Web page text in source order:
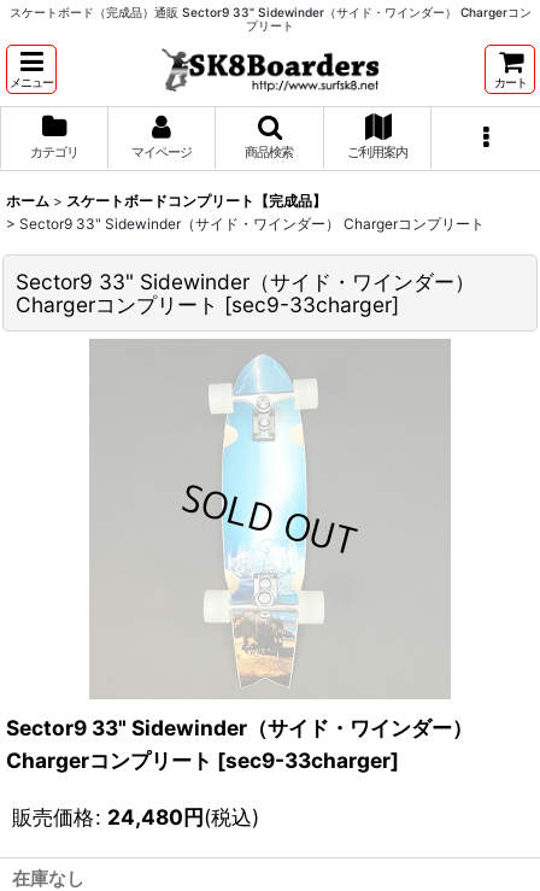
スケートボード（完成品）通販 Sector9 33" Sidewinder（サイド・ワインダー） Chargerコン
プリート
メニュー カート
カテゴリ マイページ 商品検索 ご利用案内
ホーム > スケートボードコンプリート【完成品】
> Sector9 33" Sidewinder（サイド・ワインダー） Chargerコンプリート
Sector9 33" Sidewinder（サイド・ワインダー）
Chargerコンプリート [sec9-33charger]
Sector9 33" Sidewinder（サイド・ワインダー）
Chargerコンプリート [sec9-33charger]
販売価格: 24,480円(税込)
在庫なし